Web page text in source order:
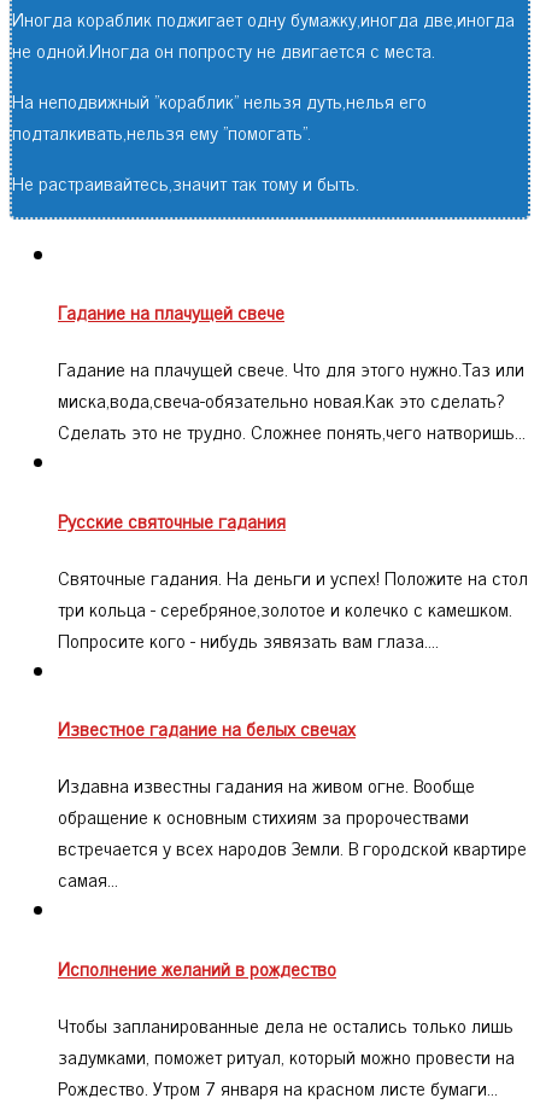
Иногда кораблик поджигает одну бумажку,иногда две,иногда
не одной.Иногда он попросту не двигается с места.
На неподвижный "кораблик" нельзя дуть,нелья его
подталкивать,нельзя ему "помогать".
Не растраивайтесь,значит так тому и быть.
Гадание на плачущей свече
Гадание на плачущей свече. Что для этого нужно.Таз или
миска,вода,свеча-обязательно новая.Как это сделать?
Сделать это не трудно. Сложнее понять,чего натворишь…
Русские святочные гадания
Святочные гадания. На деньги и успех! Положите на стол
три кольца - серебряное,золотое и колечко с камешком.
Попросите кого - нибудь зявязать вам глаза.…
Известное гадание на белых свечах
Издавна известны гадания на живом огне. Вообще
обращение к основным стихиям за пророчествами
встречается у всех народов Земли. В городской квартире
самая…
Исполнение желаний в рождество
Чтобы запланированные дела не остались только лишь
задумками, поможет ритуал, который можно провести на
Рождество. Утром 7 января на красном листе бумаги…